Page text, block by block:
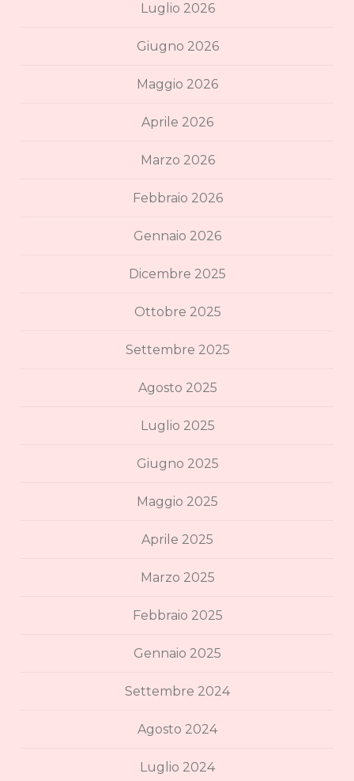
Luglio 2026
Giugno 2026
Maggio 2026
Aprile 2026
Marzo 2026
Febbraio 2026
Gennaio 2026
Dicembre 2025
Ottobre 2025
Settembre 2025
Agosto 2025
Luglio 2025
Giugno 2025
Maggio 2025
Aprile 2025
Marzo 2025
Febbraio 2025
Gennaio 2025
Settembre 2024
Agosto 2024
Luglio 2024